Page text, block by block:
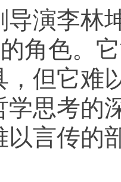
李林坤
的角色。
，但它难
思考的
以言传的